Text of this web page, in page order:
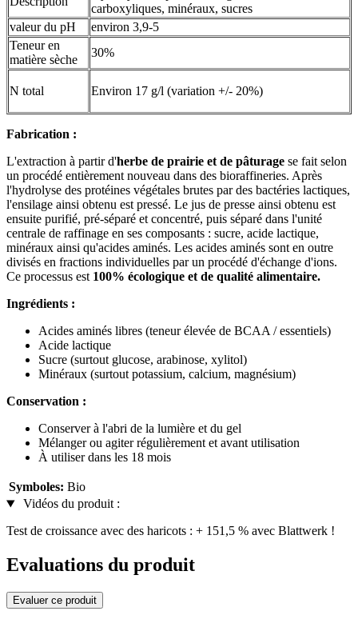
carboxyliques, minéraux, sucres
valeur du pH
environ 3,9-5
Teneur en
matière sèche
30%
N total Environ 17 g/l (variation +/- 20%)
Fabrication :
L'extraction à partir d'herbe de prairie et de pâturage se fait selon
un procédé entièrement nouveau dans des bioraffineries. Après
l'hydrolyse des protéines végétales brutes par des bactéries lactiques,
l'ensilage ainsi obtenu est pressé. Le jus de presse ainsi obtenu est
ensuite purifié, pré-séparé et concentré, puis séparé dans l'unité
centrale de raffinage en ses composants : sucre, acide lactique,
minéraux ainsi qu'acides aminés. Les acides aminés sont en outre
divisés en fractions individuelles par un procédé d'échange d'ions.
Ce processus est 100% écologique et de qualité alimentaire.
Ingrédients :
Acides aminés libres (teneur élevée de BCAA / essentiels)
Acide lactique
Sucre (surtout glucose, arabinose, xylitol)
Minéraux (surtout potassium, calcium, magnésium)
Conservation :
Conserver à l'abri de la lumière et du gel
Mélanger ou agiter régulièrement et avant utilisation
À utiliser dans les 18 mois
Symboles: Bio
Vidéos du produit :
Test de croissance avec des haricots : + 151,5 % avec Blattwerk !
Evaluations du produit
Evaluer ce produit